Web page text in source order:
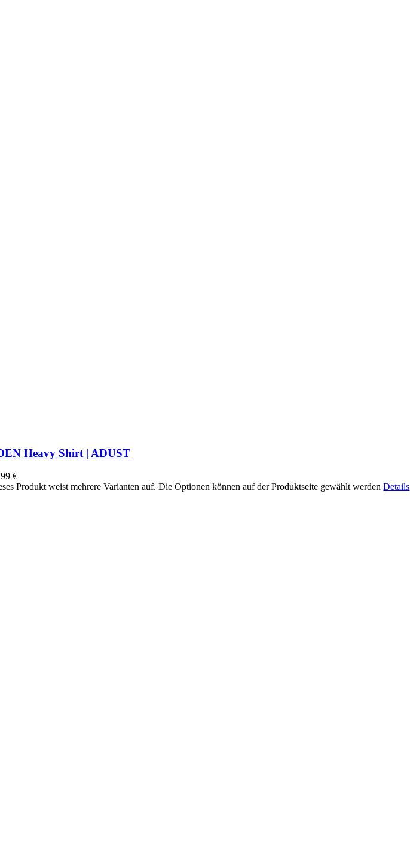
Heavy Shirt | ADUST
€
Produkt weist mehrere Varianten auf. Die Optionen können auf der Produktseite gewählt werdenDetails